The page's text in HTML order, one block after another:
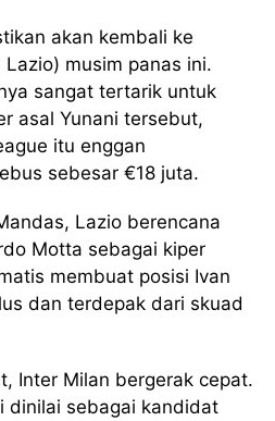
akan kembali ke
musim panas ini.
sangat tertarik untuk
asal Yunani tersebut,
itu enggan
sebesar €18 juta.
Lazio berencana
Motta sebagai kiper
membuat posisi Ivan
dan terdepak dari skuad
Inter Milan bergerak cepat.
dinilai sebagai kandidat